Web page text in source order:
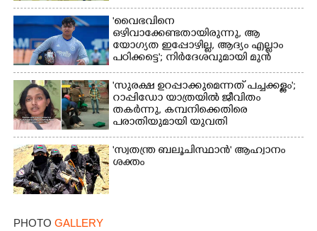
'വൈഭവിനെ
ഒഴിവാക്കേണ്ടതായിരുന്നു,​ ആ
യോഗ്യത ഇപ്പോഴില്ല, ആദ്യം എല്ലാം
പഠിക്കട്ടെ'; നിർദേശവുമായി മുൻ
ക്രിക്കറ്റ് താരം
'സുരക്ഷ ഉറപ്പാക്കുമെന്നത് പച്ചക്കള്ളം';
റാപ്പിഡോ യാത്രയിൽ ജീവിതം
തകർന്നു, കമ്പനിക്കെതിരെ
പരാതിയുമായി യുവതി
'സ്വതന്ത്ര ബലൂചിസ്ഥാൻ' ആഹ്വാനം
ശക്തം
PHOTO GALLERY